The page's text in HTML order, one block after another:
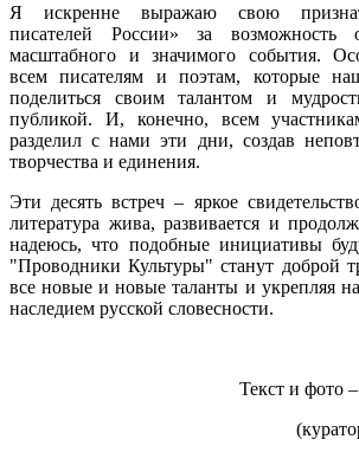
Я искренне выражаю свою
писателей России» за возможность
масштабного и значимого события.
всем писателям и поэтам, которые
поделиться своим талантом и
публикой. И, конечно, всем
разделил с нами эти дни, создав
творчества и единения.
Эти десять встреч – яркое
литература жива, развивается и
надеюсь, что подобные инициативы
"Проводники Культуры" станут доброй
все новые и новые таланты и укрепляя
наследием русской словесности.
Текст и фото